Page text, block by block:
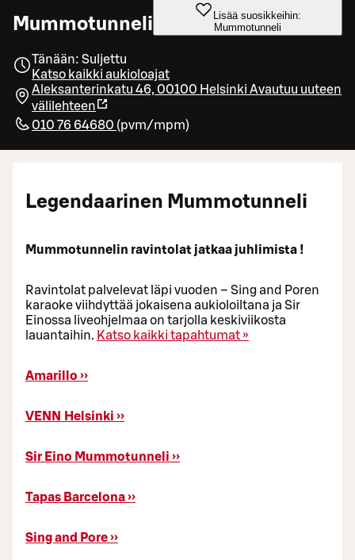
Mummotunneli
Lisää suosikkeihin:
Mummotunneli
Tänään: Suljettu
Katso kaikki aukioloajat
Aleksanterinkatu 46, 00100 Helsinki Avautuu uuteen
välilehteen
010 76 64680 (pvm/mpm)
Legendaarinen Mummotunneli
Mummotunnelin ravintolat jatkaa juhlimista !
Ravintolat palvelevat läpi vuoden – Sing and Poren
karaoke viihdyttää jokaisena aukioloiltana ja Sir
Einossa liveohjelmaa on tarjolla keskiviikosta
lauantaihin. Katso kaikki tapahtumat »
Amarillo ››
VENN Helsinki ››
Sir Eino Mummotunneli ››
Tapas Barcelona ››
Sing and Pore ››